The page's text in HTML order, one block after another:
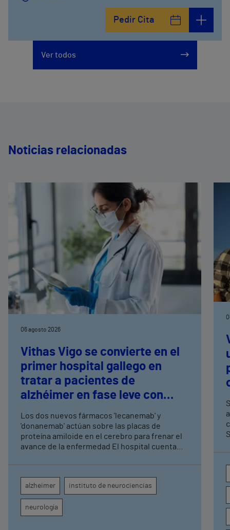
Pedir Cita
Ver todos
Noticias relacionadas
06 agosto 2026
Vithas Vigo se convierte en el
primer hospital gallego en
tratar a pacientes de
alzhéimer en fase leve con
terapias antiamiloide
Los dos nuevos fármacos 'lecanemab' y
'donanemab' actúan sobre las placas de
proteína amiloide en el cerebro para frenar el
avance de la enfermedad El hospital cuenta
seguimiento clínico de cada paciente
alzheimer instituto de neurociencias
neurología